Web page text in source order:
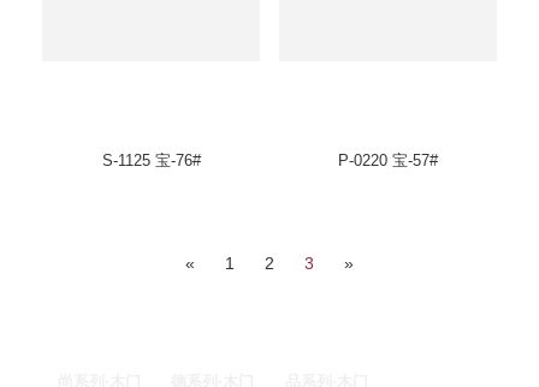
S-1125 宝-76# P-0220 宝-57#
« 1 2 3 »